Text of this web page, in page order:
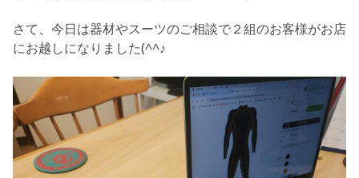
さて、今日は器材やスーツのご相談で２組のお客様がお店
にお越しになりました(^^♪